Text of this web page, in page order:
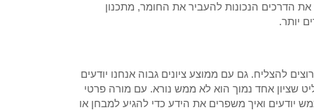
הדרכים הנכונות להעביר את החומר, מתכנון
יותר.
להצליח. גם עם ממוצע ציונים גבוה אנחנו יודעים
שציון אחד נמוך הוא לא ממש נורא. עם מורה פרטי
ואיך משפרים את הידע כדי להגיע למבחן או